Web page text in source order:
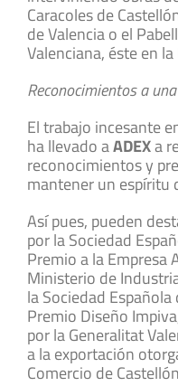
Caracoles de
de Valencia o el
Valenciana, éste en
Reconocimientos a
El trabajo incesante
ha llevado aADEXa
reconocimientos y
mantener un espíritu
Así pues, pueden
por la Sociedad
Premio a la Empresa
Ministerio de
la Sociedad
Premio Diseño
por la Generalitat
a la exportación
Comercio de